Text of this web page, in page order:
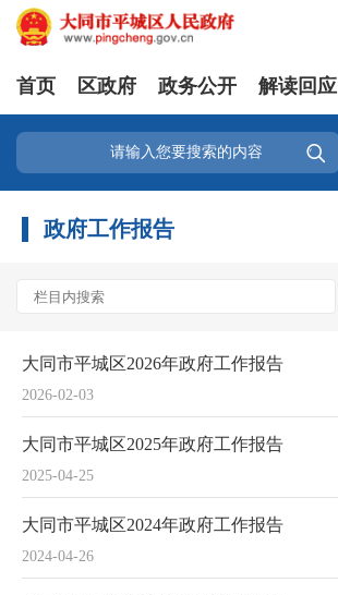
首页 区政府 政务公开 解读回应

政府工作报告
2026-02-03
大同市平城区2026年政府工作报告
2025-04-25
大同市平城区2025年政府工作报告
2024-04-26
大同市平城区2024年政府工作报告